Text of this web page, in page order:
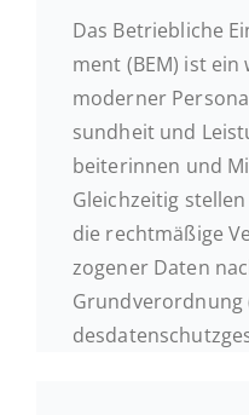
Das Be­trieb­li­che
ment (BEM) ist
mo­der­ner
sund­heit und
bei­te­rin­nen und
Gleich­zei­tig
die recht­mä­ßi­ge
zo­ge­ner Daten
Grund­ver­ord­nung